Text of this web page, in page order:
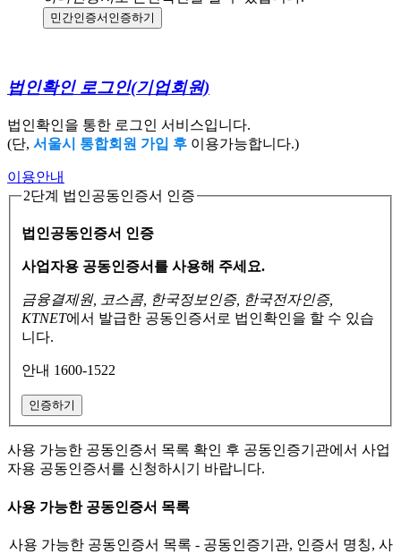
민간인증서 인증하기
법인확인 로그인(기업회원)
법인확인을 통한 로그인 서비스입니다.
(단, 서울시 통합회원 가입 후 이용가능합니다.)
이용안내
2단계 법인공동인증서 인증
법인공동인증서 인증
사업자용 공동인증서를 사용해 주세요.
금융결제원, 코스콤, 한국정보인증, 한국전자인증,
KTNET에서 발급한 공동인증서로 법인확인을 할 수 있습
니다.
안내 1600-1522
인증하기
사용 가능한 공동인증서 목록 확인 후 공동인증기관에서 사업
자용 공동인증서를 신청하시기 바랍니다.
사용 가능한 공동인증서 목록
사용 가능한 공동인증서 목록 - 공동인증기관, 인증서 명칭, 사